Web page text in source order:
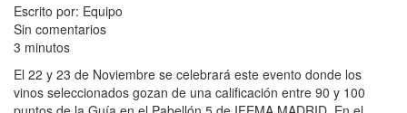
Escrito por: Equipo
Sin comentarios
3 minutos
El 22 y 23 de Noviembre se celebrará este evento donde los
vinos seleccionados gozan de una calificación entre 90 y 100